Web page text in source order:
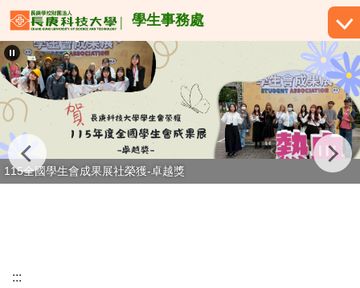
跳
到
主
要
內
容
學生事務處
115全國學生會成果展社榮獲-卓越獎
:::